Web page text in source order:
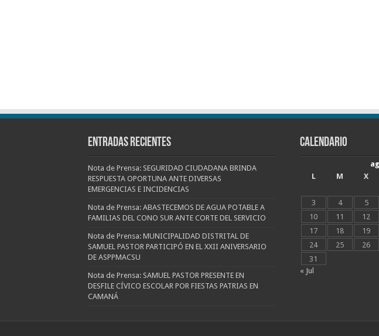
Entradas recientes
Nota de Prensa: SEGURIDAD CIUDADANA BRINDA
RESPUESTA OPORTUNA ANTE DIVERSAS
EMERGENCIAS E INCIDENCIAS
Nota de Prensa: ABASTECEMOS DE AGUA POTABLE A
FAMILIAS DEL CONO SUR ANTE CORTE DEL SERVICIO
Nota de Prensa: MUNICIPALIDAD DISTRITAL DE
SAMUEL PASTOR PARTICIPÓ EN EL XXII ANIVERSARIO
DE ASPPMACSU
Nota de Prensa: SAMUEL PASTOR PRESENTE EN
DESFILE CÍVICO ESCOLAR POR FIESTAS PATRIAS EN
CAMANÁ
CALENDARIO
L
M X
3
4 5
10
11 12
17
18 19
24
25 26
31
« Jul